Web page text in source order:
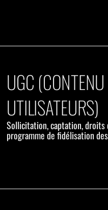
UGC
UTILISATEURS)
Sollicitation, captation, droits
programme de fidélisation